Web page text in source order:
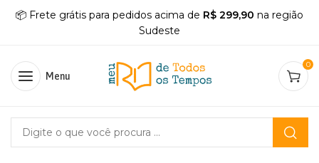
📦 Frete grátis para pedidos acima de R$ 299,90 na região
Sudeste
Menu
0